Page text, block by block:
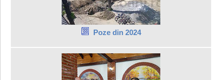
Poze din 2024